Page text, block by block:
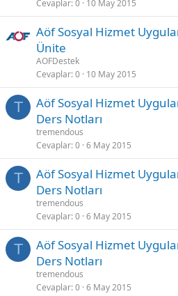
Cevaplar 0 10 May 2015
Aöf Sosyal Hizmet
Ünite
AOFDestek
Cevaplar 0 10 May 2015
T
Aöf Sosyal Hizmet
Ders Notları
tremendous
Cevaplar 0 6 May 2015
T
Aöf Sosyal Hizmet
Ders Notları
tremendous
Cevaplar 0 6 May 2015
T
Aöf Sosyal Hizmet
Ders Notları
tremendous
Cevaplar 0 6 May 2015